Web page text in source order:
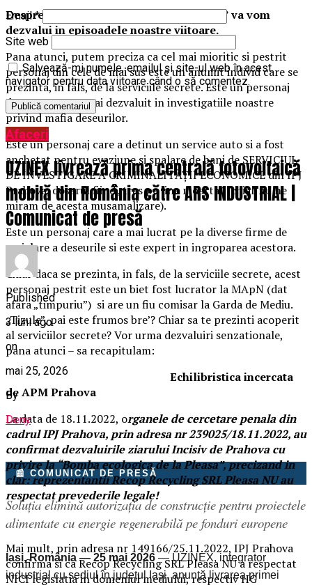
Despre toate aceste legaturi „ombilicale” va vom
dezvalui in episoadele noastre viitoare.
Pana atunci, putem preciza ca cel mai mioritic si pestrit
personaj din cele de mai sus este un anumit individ care se
prezinta, in fals, de la serviciile secrete. Este un personaj
despre care am mai dezvaluit in investigatiile noastre
privind mafia deseurilor.
Este un personaj care a detinut un service auto si a fost
anchetat pentru evaziune si spalare de bani de SERVICIUL
DE INVESTIGARE A CRIMINALITĂŢII ECONOMICE din IPJ
Prahova, dosarul fiind „tras pe line moarta” (chiar nu ne
miram de acesta musamalizare).
Este un personaj care a mai lucrat pe la diverse firme de
reciclare a deseurile si este expert in ingroparea acestora.
Chiar daca se prezinta, in fals, de la serviciile secrete, acest
personaj pestrit este un biet fost lucrator la MApN (dat
afara „timpuriu”) si are un fiu comisar la Garda de Mediu.
„Tizule”, pai este frumos bre’? Chiar sa te prezinti acoperit
al serviciilor secrete? Vor urma dezvaluiri senzationale,
pana atunci – sa recapitulam:
Echilibristica incercata
de APM Prahova
La data de 18.11.2022, organele de cercetare penala din
cadrul IPJ Prahova, prin adresa nr 239025/18.11.2022, au
confirmat dezvaluirile ziarului Incisiv de Prahova cu
privire la “Bomba ecologica de la Pleasa”, precizand in
clar: reprezentantii Recop Recycling SRL Pleasa NU au
respectat prevederile legale!
Mai mult, prin adresa nr 149166/25.11.2022, IPJ Prahova
confirma si ca Recop Recycling SRL Pleasa NU a respectat
NICI legislatia in domeniul mediului, respectiv HG
Email*
Site web
Salvează-mi numele, emailul și site-ul web în acest
navigator pentru data viitoare când o să comentez.
Afaceri
UZINEX livrează prima centrală fotovoltaică
mobilă din România către ARS INDUSTRIAL |
Comunicat de presă
Published
3 luni ago
on
mai 25, 2026
By
Deny
📰 COMUNICAT DE PRESĂ
Soluția elimină autorizația de construcție pentru proiectele
alimentate cu energie regenerabilă pe fonduri europene
Iași, România — 25 mai 2026 — UZINEX, integrator
industrial cu sediul în județul Iași, anunță livrarea primei